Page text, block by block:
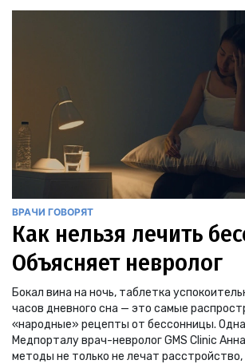
ВРАЧИ ГОВОРЯТ
Как нельзя лечить
Объясняет невролог
Бокал вина на ночь, таблетка
часов дневного сна — это самые
«народные» рецепты от бессонницы.
Медпорталу врач-невролог GMS Clinic
методы не только не лечат